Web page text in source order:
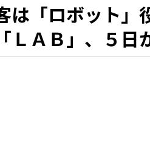
は「ロボット
ＬＡＢ」、５日